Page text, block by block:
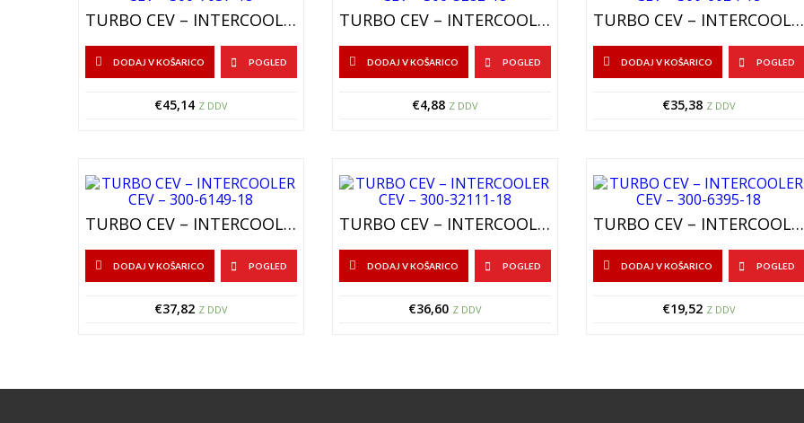
TURBO CEV – INTERCOOLER CEV – 300-7057-18
DODAJ V KOŠARICO POGLED
€45,14 Z DDV
TURBO CEV – INTERCOOLER CEV – 300-5282-18
DODAJ V KOŠARICO POGLED
€4,88 Z DDV
TURBO CEV – INTERCOOLER CEV – 300-6024-18
DODAJ V KOŠARICO POGLED
€35,38 Z DDV
TURBO CEV – INTERCOOLER CEV – 300-6149-18
DODAJ V KOŠARICO POGLED
€37,82 Z DDV
TURBO CEV – INTERCOOLER CEV – 300-32111-18
DODAJ V KOŠARICO POGLED
€36,60 Z DDV
TURBO CEV – INTERCOOLER CEV – 300-6395-18
DODAJ V KOŠARICO POGLED
€19,52 Z DDV